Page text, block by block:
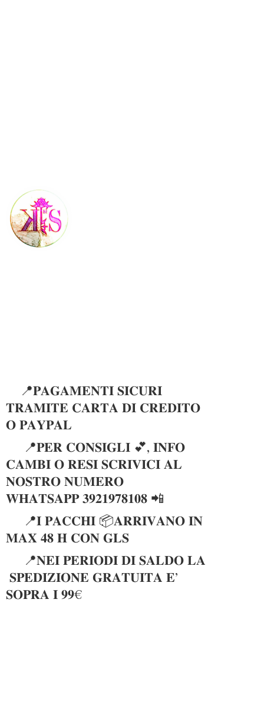
📍𝐏𝐀𝐆𝐀𝐌𝐄𝐍𝐓𝐈 𝐒𝐈𝐂𝐔𝐑𝐈
𝐓𝐑𝐀𝐌𝐈𝐓𝐄 𝐂𝐀𝐑𝐓𝐀 𝐃𝐈 𝐂𝐑𝐄𝐃𝐈𝐓𝐎
𝐎 𝐏𝐀𝐘𝐏𝐀𝐋
📍𝐏𝐄𝐑 𝐂𝐎𝐍𝐒𝐈𝐆𝐋𝐈 💕, 𝐈𝐍𝐅𝐎
𝐂𝐀𝐌𝐁𝐈 𝐎 𝐑𝐄𝐒𝐈 𝐒𝐂𝐑𝐈𝐕𝐈𝐂𝐈 𝐀𝐋
𝐍𝐎𝐒𝐓𝐑𝐎 𝐍𝐔𝐌𝐄𝐑𝐎
𝐖𝐇𝐀𝐓𝐒𝐀𝐏𝐏 𝟑𝟗𝟐𝟏𝟗𝟕𝟖𝟏𝟎𝟖 📲
📍𝐈 𝐏𝐀𝐂𝐂𝐇𝐈 📦𝐀𝐑𝐑𝐈𝐕𝐀𝐍𝐎 𝐈𝐍
𝐌𝐀𝐗 𝟒𝟖 𝐇 𝐂𝐎𝐍 𝐆𝐋𝐒
📍𝐍𝐄𝐈 𝐏𝐄𝐑𝐈𝐎𝐃𝐈 𝐃𝐈 𝐒𝐀𝐋𝐃𝐎 𝐋𝐀
𝐒𝐏𝐄𝐃𝐈𝐙𝐈𝐎𝐍𝐄 𝐆𝐑𝐀𝐓𝐔𝐈𝐓𝐀 𝐄’
𝐒𝐎𝐏𝐑𝐀 𝐈 𝟗𝟗€